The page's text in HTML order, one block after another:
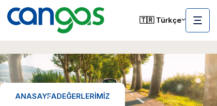
🇹🇷 Türkçe
ANASAYFADEĞERLERIMIZ